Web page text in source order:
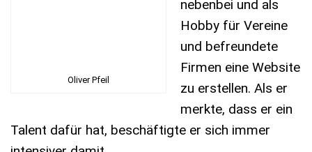
Oliver Pfeil
nebenbei und als
Hobby für Vereine
und befreundete
Firmen eine Website
zu erstellen. Als er
merkte, dass er ein
Talent dafür hat, beschäftigte er sich immer